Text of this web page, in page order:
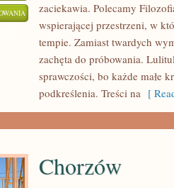
NAUKA
EDUKACJA
zaciekawia. Polecamy
wspierającej przestrzeni, w
tempie. Zamiast twardych
zachęta do próbowania.
sprawczości, bo każde małe
podkreślenia. Treści na [
Chorzów